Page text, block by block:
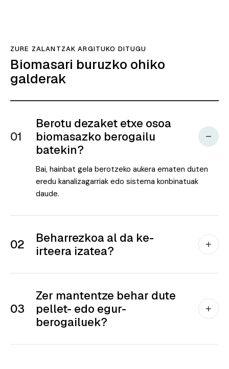
ZURE ZALANTZAK ARGITUKO DITUGU
Biomasari buruzko ohiko
galderak
01
Berotu dezaket etxe osoa
biomasazko berogailu
batekin?
Bai, hainbat gela berotzeko aukera ematen duten
eredu kanalizagarriak edo sistema konbinatuak
daude.
02
Beharrezkoa al da ke-
irteera izatea?
03
Zer mantentze behar dute
pellet- edo egur-
berogailuek?